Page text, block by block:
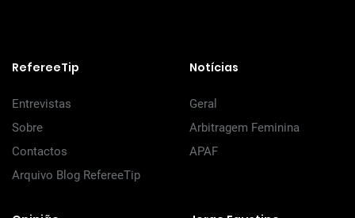
RefereeTip
Entrevistas
Sobre
Contactos
Arquivo Blog RefereeTip
Notícias
Geral
Arbitragem Feminina
APAF